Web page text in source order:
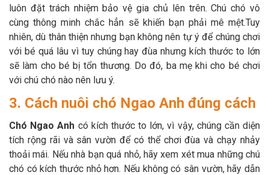
luôn đặt trách nhiệm bảo vệ gia chủ lên trên. Chú chó vô
cùng thông minh chắc hẳn sẽ khiến bạn phải mê mệt.Tuy
nhiên, dù thân thiện nhưng bạn không nên tự ý để chúng chơi
với bé quá lâu vì tuy chúng hay đùa nhưng kích thước to lớn
sẽ làm cho bé bị tổn thương. Do đó, ba mẹ khi cho bé chơi
với chú chó nào nên lưu ý.
3. Cách nuôi chó Ngao Anh đúng cách
Chó Ngao Anh có kích thước to lớn, vì vậy, chúng cần diện
tích rộng rãi và sân vườn để có thể chơi đùa và chạy nhảy
thoải mái. Nếu nhà bạn quá nhỏ, hãy xem xét mua những chú
chó có kích thước nhỏ hơn. Nếu không có sân vườn, hãy dẫn